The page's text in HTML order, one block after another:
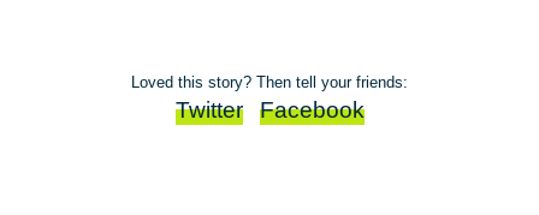
Loved this story? Then tell your friends:
Twitter Facebook